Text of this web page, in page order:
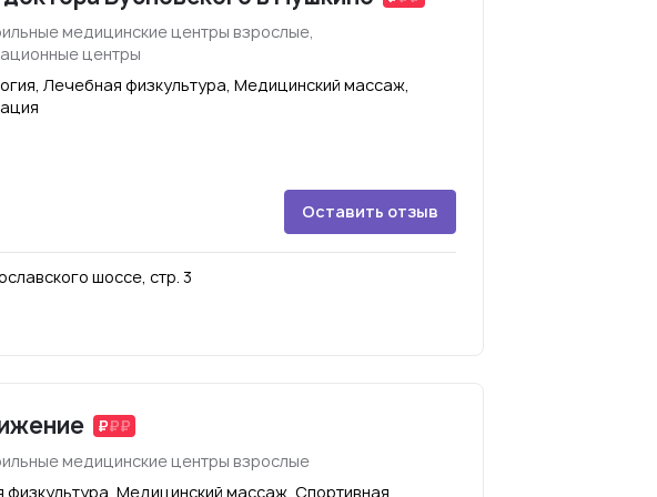
медицинские центры взрослые,
центры
Лечебная физкультура, Медицинский массаж,
Оставить отзыв
шоссе, стр. 3
медицинские центры взрослые
физкультура, Медицинский массаж, Спортивная